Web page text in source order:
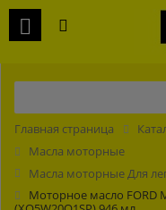
Главная страница
Масла моторные
Масла моторные Для
Моторное масло FORD